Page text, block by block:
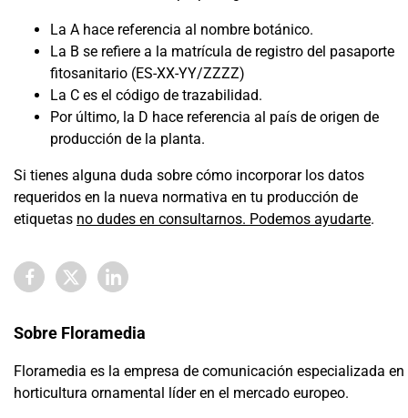
La A hace referencia al nombre botánico.
La B se refiere a la matrícula de registro del pasaporte
fitosanitario (ES-XX-YY/ZZZZ)
La C es el código de trazabilidad.
Por último, la D hace referencia al país de origen de
producción de la planta.
Si tienes alguna duda sobre cómo incorporar los datos
requeridos en la nueva normativa en tu producción de
etiquetas no dudes en consultarnos. Podemos ayudarte.
Sobre Floramedia
Floramedia es la empresa de comunicación especializada en
horticultura ornamental líder en el mercado europeo.